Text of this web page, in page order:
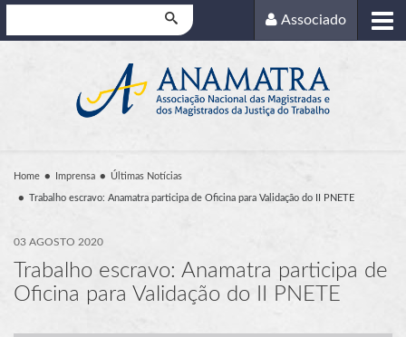
Associado
Home Imprensa Últimas Notícias
Trabalho escravo: Anamatra participa de Oficina para Validação do II PNETE
03 AGOSTO 2020
Trabalho escravo: Anamatra participa de
Oficina para Validação do II PNETE